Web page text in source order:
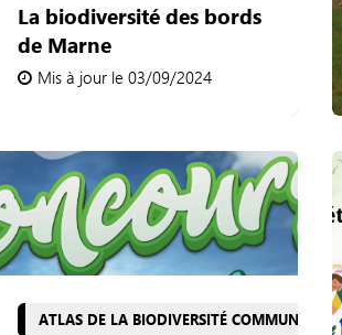
La biodiversité des bords
de Marne
Mis à jour le 03/09/2024
ATLAS DE LA BIODIVERSITÉ COMMUNALE